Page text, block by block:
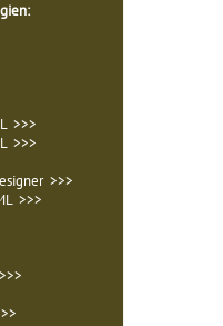
:
>>>
>>>
>>>
>>>